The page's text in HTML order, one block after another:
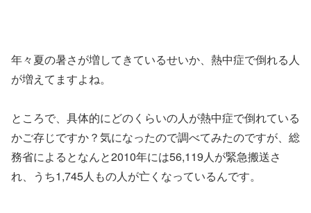
年々夏の暑さが増してきているせいか、熱中症で倒れる人
が増えてますよね。
ところで、具体的にどのくらいの人が熱中症で倒れている
かご存じですか？気になったので調べてみたのですが、総
務省によるとなんと2010年には56,119人が緊急搬送さ
れ、うち1,745人もの人が亡くなっているんです。